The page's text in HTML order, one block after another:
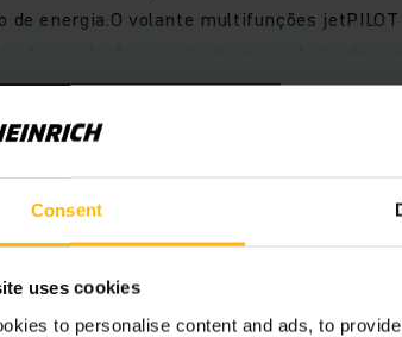
Consent
uses cookies
to personalise content and ads, to
de energia.O volante multifunções
a máxima flexibilidade para um trabalho
velocidade e aceleração são outros